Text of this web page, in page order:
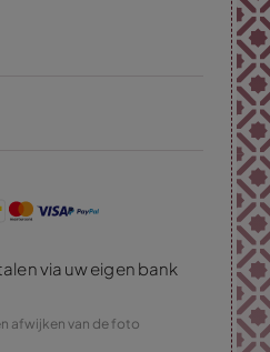
via uw eigen bank
afwijken van de foto